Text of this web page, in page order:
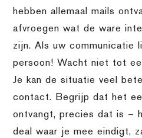
hebben allemaal mails
afvroegen wat de ware
zijn. Als uw communicatie
persoon! Wacht niet tot
Je kan de situatie veel
contact. Begrijp dat het
ontvangt, precies dat is –
deal waar je mee eindigt,